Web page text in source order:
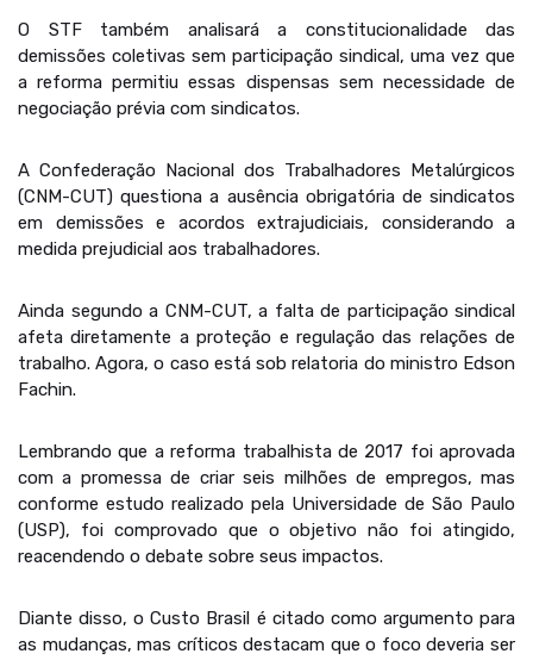
O STF também analisará a constitucionalidade das
demissões coletivas sem participação sindical, uma vez que
a reforma permitiu essas dispensas sem necessidade de
negociação prévia com sindicatos.
A Confederação Nacional dos Trabalhadores Metalúrgicos
(CNM-CUT) questiona a ausência obrigatória de sindicatos
em demissões e acordos extrajudiciais, considerando a
medida prejudicial aos trabalhadores.
Ainda segundo a CNM-CUT, a falta de participação sindical
afeta diretamente a proteção e regulação das relações de
trabalho. Agora, o caso está sob relatoria do ministro Edson
Fachin.
Lembrando que a reforma trabalhista de 2017 foi aprovada
com a promessa de criar seis milhões de empregos, mas
conforme estudo realizado pela Universidade de São Paulo
(USP), foi comprovado que o objetivo não foi atingido,
reacendendo o debate sobre seus impactos.
Diante disso, o Custo Brasil é citado como argumento para
as mudanças, mas críticos destacam que o foco deveria ser